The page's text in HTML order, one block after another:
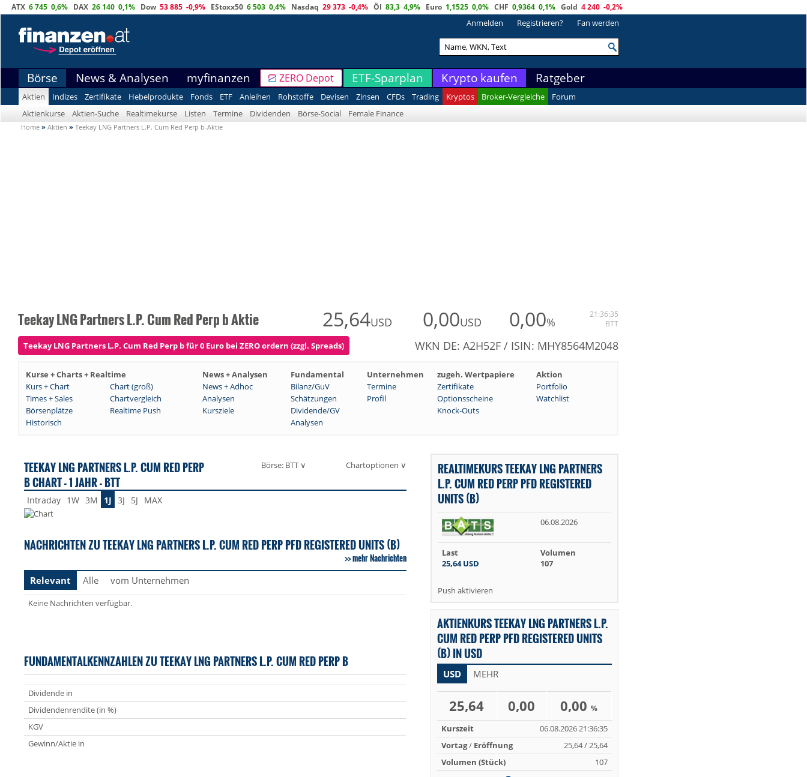
ATX 6 745 0,6% DAX 26 140 0,1% Dow 53 885 -0,9% EStoxx50 6 503 0,4% Nasdaq 29 373 -0,4% Öl 83,3 4,9% Euro 1,1525 0,0% CHF 0,9364 0,1% Gold 4 240 -0,2%
Anmelden Registrieren? Fan werden
Börse News & Analysen myfinanzen ZERO Depot ETF-Sparplan Krypto kaufen Ratgeber
Aktien Indizes Zertifikate Hebelprodukte Fonds ETF Anleihen Rohstoffe Devisen Zinsen CFDs Trading Kryptos Broker-Vergleiche
Forum
Aktienkurse
Aktien-Suche Realtimekurse Listen Termine Dividenden Börse-Social Female Finance
Home » Aktien » Teekay LNG Partners L.P. Cum Red Perp b-Aktie
Teekay LNG Partners L.P. Cum Red Perp b Aktie 25,64USD 0,00USD 0,00%
21:36:35
BTT
Teekay LNG Partners L.P. Cum Red Perp b für 0 Euro bei ZERO ordern (zzgl. Spreads) WKN DE: A2H52F / ISIN: MHY8564M2048
Kurse + Charts + Realtime News + Analysen Fundamental Unternehmen zugeh. Wertpapiere
Aktion
Kurs + Chart
Chart (groß) News + Adhoc Bilanz/GuV Termine Zertifikate
Portfolio
Times + Sales
Chartvergleich Analysen Schätzungen Profil Optionsscheine
Watchlist
Börsenplätze
Realtime Push Kursziele Dividende/GV
Knock-Outs
Historisch
Analysen
TEEKAY LNG PARTNERS L.P. CUM RED PERP
B CHART - 1 JAHR - BTT
Börse: BTT ∨ Chartoptionen ∨
Intraday 1W 3M 1J 3J 5J MAX
NACHRICHTEN ZU TEEKAY LNG PARTNERS L.P. CUM RED PERP PFD REGISTERED UNITS (B)
mehr Nachrichten
Relevant
Alle vom Unternehmen
Keine Nachrichten verfügbar.
FUNDAMENTALKENNZAHLEN ZU TEEKAY LNG PARTNERS L.P. CUM RED PERP B
Dividende in
Dividendenrendite (in %)
KGV
Gewinn/Aktie in
REALTIMEKURS TEEKAY LNG PARTNERS
L.P. CUM RED PERP PFD REGISTERED
UNITS (B)
06.08.2026
Last
25,64 USD
Volumen
107
Push aktivieren
AKTIENKURS TEEKAY LNG PARTNERS L.P.
CUM RED PERP PFD REGISTERED UNITS
(B) IN USD
USD MEHR
25,64 0,00 0,00%
Kurszeit
06.08.2026 21:36:35
Vortag/ Eröffnung
25,64 / 25,64
Volumen (Stück)
107